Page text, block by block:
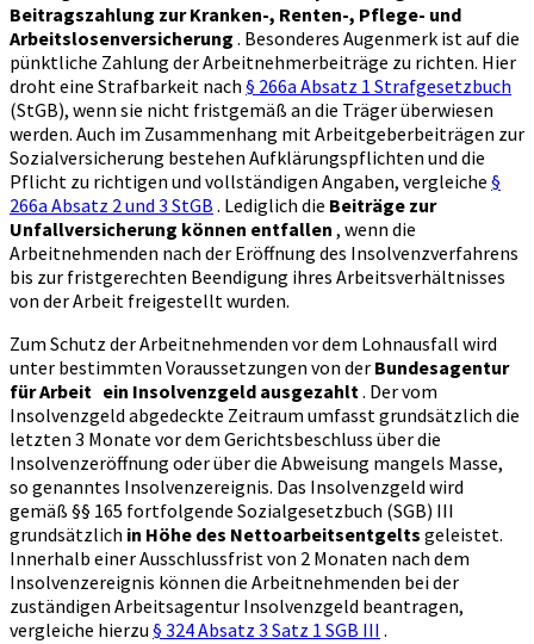
Beitragszahlung zur Kranken-, Renten-, Pflege- und
Arbeitslosenversicherung . Besonderes Augenmerk ist auf die
pünktliche Zahlung der Arbeitnehmerbeiträge zu richten. Hier
droht eine Strafbarkeit nach § 266a Absatz 1 Strafgesetzbuch
(StGB), wenn sie nicht fristgemäß an die Träger überwiesen
werden. Auch im Zusammenhang mit Arbeitgeberbeiträgen zur
Sozialversicherung bestehen Aufklärungspflichten und die
Pflicht zu richtigen und vollständigen Angaben, vergleiche §
266a Absatz 2 und 3 StGB . Lediglich die Beiträge zur
Unfallversicherung können entfallen , wenn die
Arbeitnehmenden nach der Eröffnung des Insolvenzverfahrens
bis zur fristgerechten Beendigung ihres Arbeitsverhältnisses
von der Arbeit freigestellt wurden.
Zum Schutz der Arbeitnehmenden vor dem Lohnausfall wird
unter bestimmten Voraussetzungen von der Bundesagentur
für Arbeit ein Insolvenzgeld ausgezahlt. Der vom
Insolvenzgeld abgedeckte Zeitraum umfasst grundsätzlich die
letzten 3 Monate vor dem Gerichtsbeschluss über die
Insolvenzeröffnung oder über die Abweisung mangels Masse,
so genanntes Insolvenzereignis. Das Insolvenzgeld wird
gemäß §§ 165 fortfolgende Sozialgesetzbuch (SGB) III
grundsätzlich in Höhe des Nettoarbeitsentgelts geleistet.
Innerhalb einer Ausschlussfrist von 2 Monaten nach dem
Insolvenzereignis können die Arbeitnehmenden bei der
zuständigen Arbeitsagentur Insolvenzgeld beantragen,
vergleiche hierzu § 324 Absatz 3 Satz 1 SGB III .